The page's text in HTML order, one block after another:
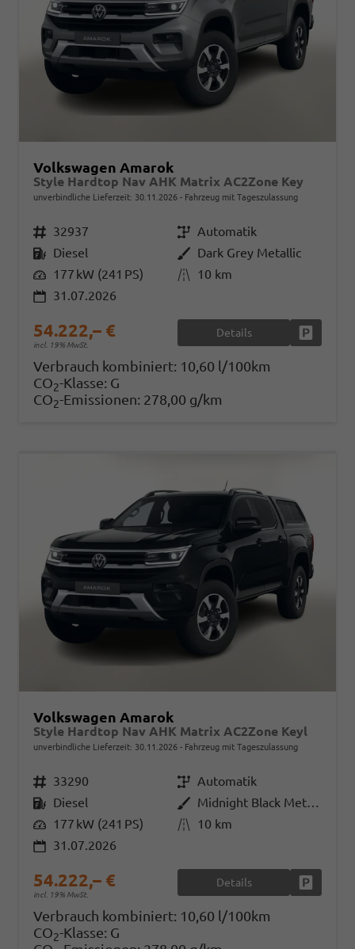
Volkswagen Amarok
Style Hardtop Nav AHK Matrix AC2Zone Key
unverbindliche Lieferzeit: 30.11.2026 Fahrzeug mit Tageszulassung
Fahrzeugnr. 32937 GetriebeAutomatik
Kraftstoff Diesel AußenfarbeDark Grey Metallic
Leistung 177 kW (241 PS) Kilometerstand 10 km
31.07.2026
54.222,– €
incl. 19% MwSt.
Details
Verbrauch kombiniert: 10,60 l/100km
CO2-Klasse: G
CO2-Emissionen: 278,00 g/km
Volkswagen Amarok
Style Hardtop Nav AHK Matrix AC2Zone Keyl
unverbindliche Lieferzeit: 30.11.2026 Fahrzeug mit Tageszulassung
Fahrzeugnr. 33290 GetriebeAutomatik
Kraftstoff Diesel Außenfarbe
Midnight Black Metallic
Leistung 177 kW (241 PS) Kilometerstand 10 km
31.07.2026
54.222,– €
incl. 19% MwSt.
Details
Verbrauch kombiniert: 10,60 l/100km
CO2-Klasse: G